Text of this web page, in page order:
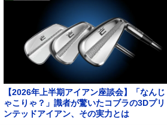
【2026年上半期アイアン座談会】「なんじ
ゃこりゃ？」識者が驚いたコブラの3Dプリ
ンテッドアイアン、その実力とは